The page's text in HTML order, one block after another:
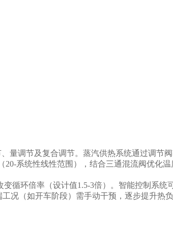
调节及复合调节。蒸汽供热系统通过调节
系统性线性范围），结合三通混流阀优化
环倍率（设计值1.5-3倍）。智能控制系统
况（如开车阶段）需手动干预，逐步提升热